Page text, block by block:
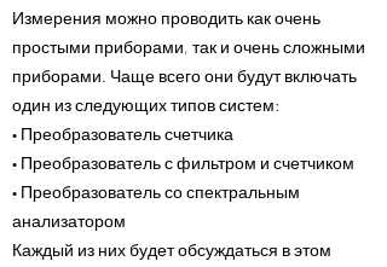
Измерения можно проводить как очень
простыми приборами, так и очень сложными
приборами. Чаще всего они будут включать
один из следующих типов систем:
• Преобразователь счетчика
• Преобразователь с фильтром и счетчиком
• Преобразователь со спектральным
анализатором
Каждый из них будет обсуждаться в этом